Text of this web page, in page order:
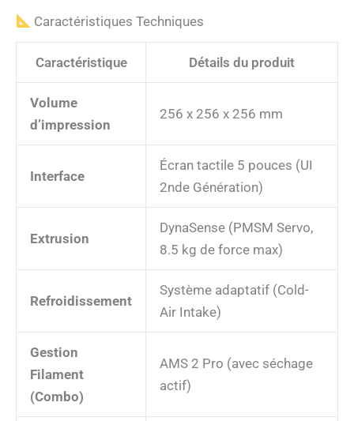
Caractéristiques Techniques
Caractéristique Détails du produit
Volume
d’impression
256 x 256 x 256 mm
Interface
Écran tactile 5 pouces (UI
2nde Génération)
Extrusion
DynaSense (PMSM Servo,
8.5 kg de force max)
Refroidissement
Système adaptatif (Cold-
Air Intake)
Gestion
Filament
(Combo)
AMS 2 Pro (avec séchage
actif)